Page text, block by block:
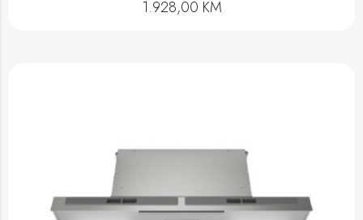
1.928,00 KM